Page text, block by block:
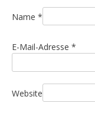
i
o
n
Name *
E-Mail-Adresse *
Website